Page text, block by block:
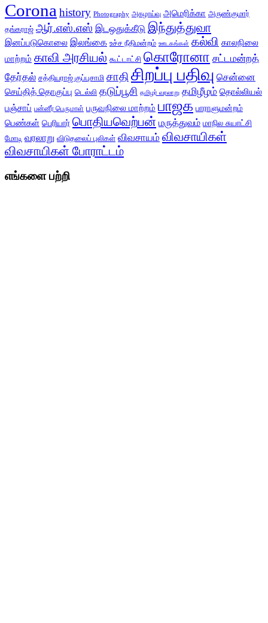
Coronahistory Photography அகழாய்வு அமெரிக்கா அருண்குமார்
தங்கராஜ் ஆர்.எஸ்.எஸ் இடஒதுக்கீடு இந்துத்துவா
இனப்படுகொலை இலங்கை உச்ச நீதிமன்றம் ஊடகங்கள் கல்வி காலநிலை
மாற்றம் காவி அரசியல் கூட்டாட்சி கொரோனா சட்டமன்றத்
தேர்தல் சத்தியராஜ் குப்புசாமி சாதிசிறப்பு பதிவு சென்னை
செய்தித் தொகுப்பு டெல்லி தடுப்பூசி தமிழர் வரலாறு தமிழீழம் தொல்லியல்
பஞ்சாப் பன்னீர் பெருமாள் பருவநிலை மாற்றம் பாஜக பாராளுமன்றம்
பெண்கள் பெரியார் பொதியவெற்பன் மருத்துவம் மாநில சுயாட்சி
மோடி வரலாறு விடுதலைப் புலிகள் விவசாயம் விவசாயிகள்
விவசாயிகள் போராட்டம்
எங்களை பற்றி